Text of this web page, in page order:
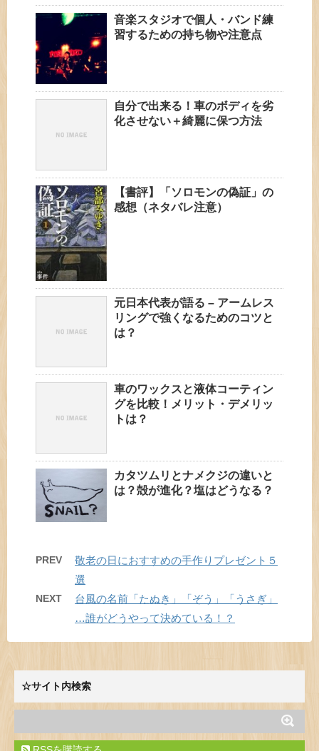
音楽スタジオで個人・バンド練
習するための持ち物や注意点
自分で出来る！車のボディを劣
化させない＋綺麗に保つ方法
【書評】「ソロモンの偽証」の
感想（ネタバレ注意）
元日本代表が語る – アームレス
リングで強くなるためのコツと
は？
車のワックスと液体コーティン
グを比較！メリット・デメリッ
トは？
カタツムリとナメクジの違いと
は？殻が進化？塩はどうなる？
PREV
敬老の日におすすめの手作りプレゼント５
選
NEXT
台風の名前「たぬき」「ぞう」「うさぎ」
…誰がどうやって決めている！？
☆サイト内検索